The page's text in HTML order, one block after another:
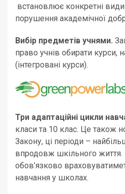
встановлює конкретні види
порушення академічної
Вибір предметів учнями.
право учнів обирати курси,
(інтегровані курси).
Три адаптаційні цикли
класи та 10 клас. Це також
Закону, ці періоди –
впродовж шкільного життя.
обов’язково
навчання у школах.